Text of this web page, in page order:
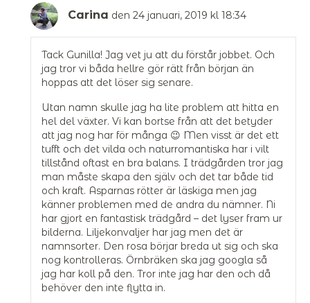
Carina den 24 januari, 2019 kl 18:34
Tack Gunilla! Jag vet ju att du förstår jobbet. Och
jag tror vi båda hellre gör rätt från början än
hoppas att det löser sig senare.
Utan namn skulle jag ha lite problem att hitta en
hel del växter. Vi kan bortse från att det betyder
att jag nog har för många 😉 Men visst är det ett
tufft och det vilda och naturromantiska har i vilt
tillstånd oftast en bra balans. I trädgården tror jag
man måste skapa den själv och det tar både tid
och kraft. Asparnas rötter är läskiga men jag
känner problemen med de andra du nämner. Ni
har gjort en fantastisk trädgård – det lyser fram ur
bilderna. Liljekonvaljer har jag men det är
namnsorter. Den rosa börjar breda ut sig och ska
nog kontrolleras. Örnbräken ska jag googla så
jag har koll på den. Tror inte jag har den och då
behöver den inte flytta in.